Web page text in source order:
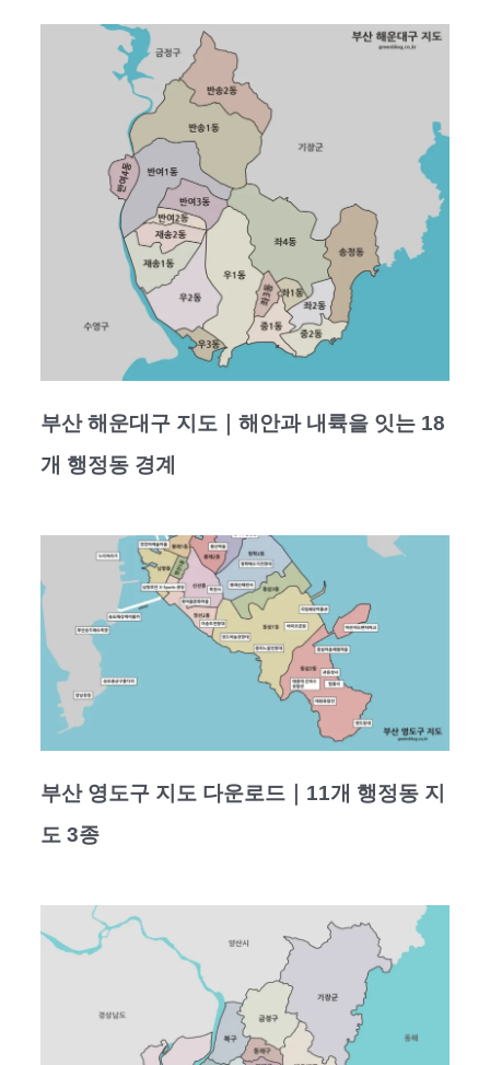
부산 해운대구 지도｜해안과 내륙을 잇는 18
개 행정동 경계
부산 영도구 지도 다운로드｜11개 행정동 지
도 3종